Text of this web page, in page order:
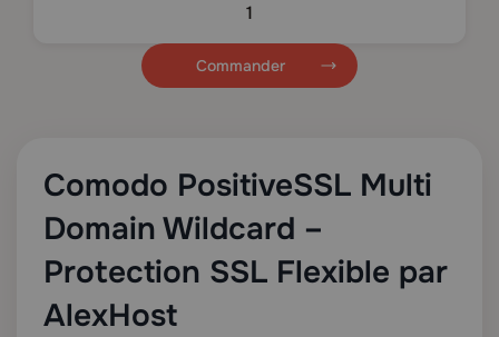
1
Commander
Comodo PositiveSSL Multi
Domain Wildcard –
Protection SSL Flexible par
AlexHost